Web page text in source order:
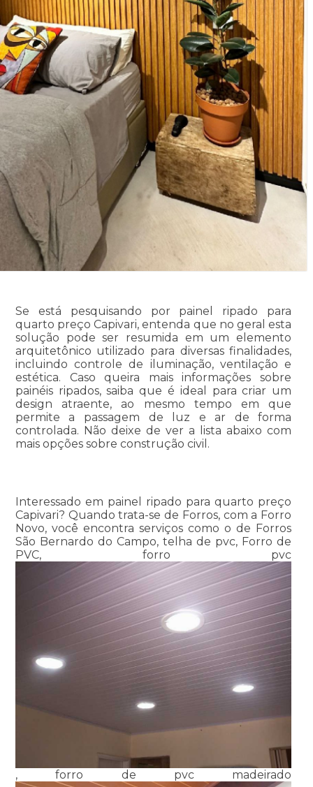
Se está pesquisando por painel ripado para
quarto preço Capivari, entenda que no geral esta
solução pode ser resumida em um elemento
arquitetônico utilizado para diversas finalidades,
incluindo controle de iluminação, ventilação e
estética. Caso queira mais informações sobre
painéis ripados, saiba que é ideal para criar um
design atraente, ao mesmo tempo em que
permite a passagem de luz e ar de forma
controlada. Não deixe de ver a lista abaixo com
mais opções sobre construção civil.
Interessado em painel ripado para quarto preço
Capivari? Quando trata-se de Forros, com a Forro
Novo, você encontra serviços como o de Forros
São Bernardo do Campo, telha de pvc, Forro de
PVC, forro pvc
, forro de pvc madeirado